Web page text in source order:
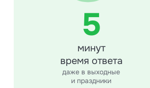
5
минут
время ответа
даже в выходные
и праздники